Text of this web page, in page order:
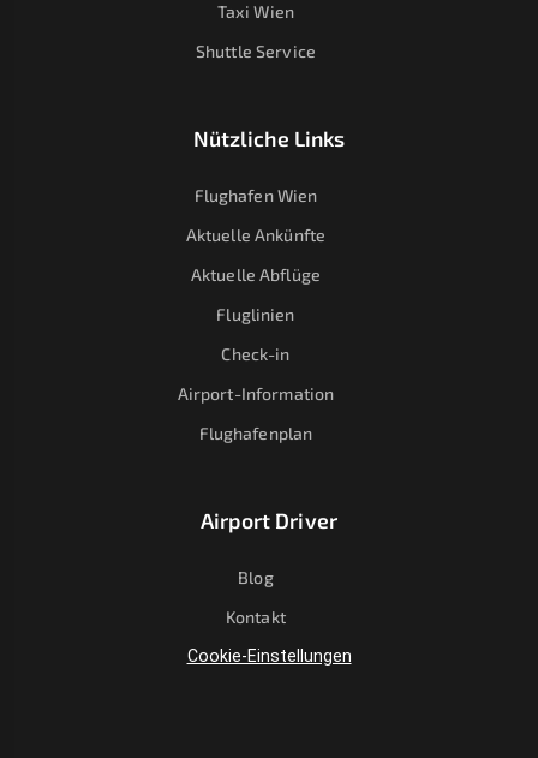
Taxi Wien
Shuttle Service
Nützliche Links
Flughafen Wien
Aktuelle Ankünfte
Aktuelle Abflüge
Fluglinien
Check-in
Airport-Information
Flughafenplan
Airport Driver
Blog
Kontakt
Cookie-Einstellungen